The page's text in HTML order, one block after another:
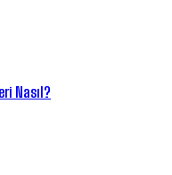
Nasıl?